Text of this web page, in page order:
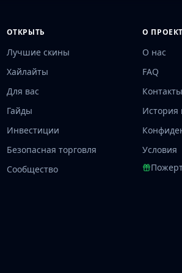
ОТКРЫТЬ
Лучшие скины
Хайлайты
Для вас
Гайды
Инвестиции
Безопасная торговля
Сообщество
О
О нас
FAQ
Контакты
История
Условия